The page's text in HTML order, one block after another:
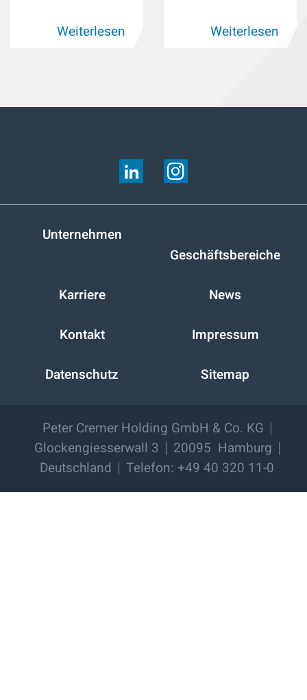
Weiterlesen Weiterlesen
Unternehmen
Geschäftsbereiche
Karriere News
Kontakt Impressum
Datenschutz Sitemap
Peter Cremer Holding GmbH & Co. KG
Glockengiesserwall 3
20095 Hamburg
Deutschland
Telefon: +49 40 320 11-0